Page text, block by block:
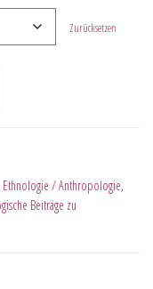
Zurücksetzen
Ethnologie / Anthropologie,
Beiträge zu